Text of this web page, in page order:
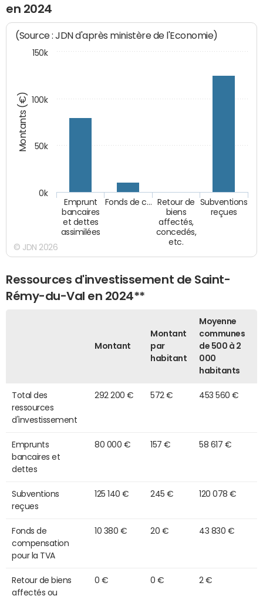
en 2024
Montants (€)
(Source : JDN d'après ministère de l'Economie)
Emprunt
bancaires
et dettes
assimilées
Fonds de c…
Retour de
biens
affectés,
concedés,
etc.
Subventions
reçues
0k
50k
100k
150k
© JDN 2026
Ressources d'investissement de Saint-
Rémy-du-Val en 2024**
Montant
Montant
par
habitant
Moyenne
communes
de 500 à 2
000
habitants
Total des
ressources
d'investissement
292 200 € 572 € 453 560 €
Emprunts
bancaires et
dettes
80 000 € 157 € 58 617 €
Subventions
reçues
125 140 € 245 € 120 078 €
Fonds de
compensation
pour la TVA
10 380 € 20 € 43 830 €
Retour de biens
affectés ou
0 € 0 € 2 €